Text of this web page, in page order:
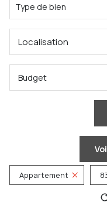
Type de bien
Localisation
Budget
Appartement